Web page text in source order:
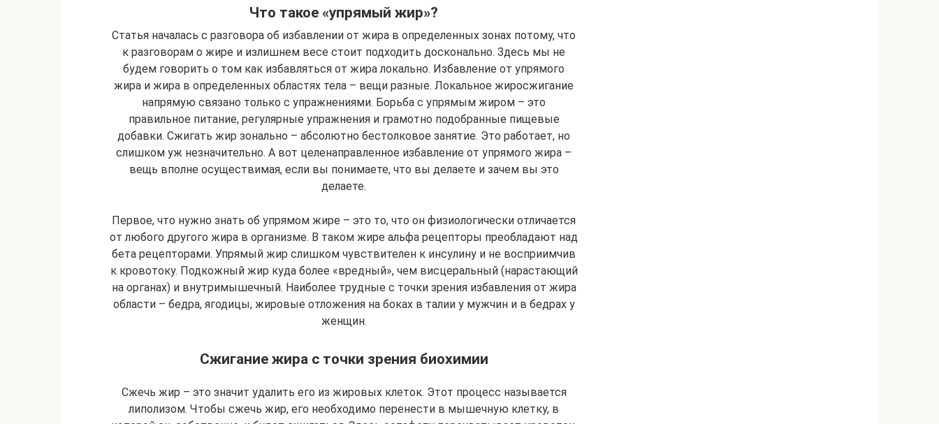
Что такое «упрямый жир»?
Статья началась с разговора об избавлении от жира в определенных зонах потому, что
к разговорам о жире и излишнем весе стоит подходить досконально. Здесь мы не
будем говорить о том как избавляться от жира локально. Избавление от упрямого
жира и жира в определенных областях тела – вещи разные. Локальное жиросжигание
напрямую связано только с упражнениями. Борьба с упрямым жиром – это
правильное питание, регулярные упражнения и грамотно подобранные пищевые
добавки. Сжигать жир зонально – абсолютно бестолковое занятие. Это работает, но
слишком уж незначительно. А вот целенаправленное избавление от упрямого жира –
вещь вполне осуществимая, если вы понимаете, что вы делаете и зачем вы это
делаете.
Первое, что нужно знать об упрямом жире – это то, что он физиологически отличается
от любого другого жира в организме. В таком жире альфа рецепторы преобладают над
бета рецепторами. Упрямый жир слишком чувствителен к инсулину и не восприимчив
к кровотоку. Подкожный жир куда более «вредный», чем висцеральный (нарастающий
на органах) и внутримышечный. Наиболее трудные с точки зрения избавления от жира
области – бедра, ягодицы, жировые отложения на боках в талии у мужчин и в бедрах у
женщин.
Сжигание жира с точки зрения биохимии
Сжечь жир – это значит удалить его из жировых клеток. Этот процесс называется
липолизом. Чтобы сжечь жир, его необходимо перенести в мышечную клетку, в